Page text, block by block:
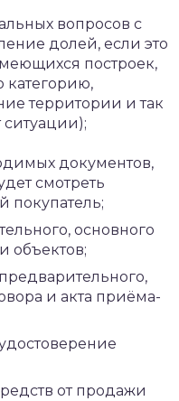
вопросов с
долей, если это
построек,
категорию,
территории и так
ситуации);
документов,
смотреть
покупатель;
основного
объектов;
и акта приёма-
от продажи